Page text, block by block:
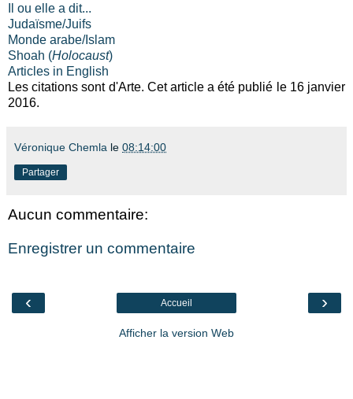
Il ou elle a dit...
Judaïsme/Juifs
Monde arabe/Islam
Shoah (Holocaust)
Articles in English
Les citations sont d'Arte. Cet article a été publié le 16 janvier
2016.
Véronique Chemla le 08:14:00
Partager
Aucun commentaire:
Enregistrer un commentaire
‹ ›
Accueil
Afficher la version Web